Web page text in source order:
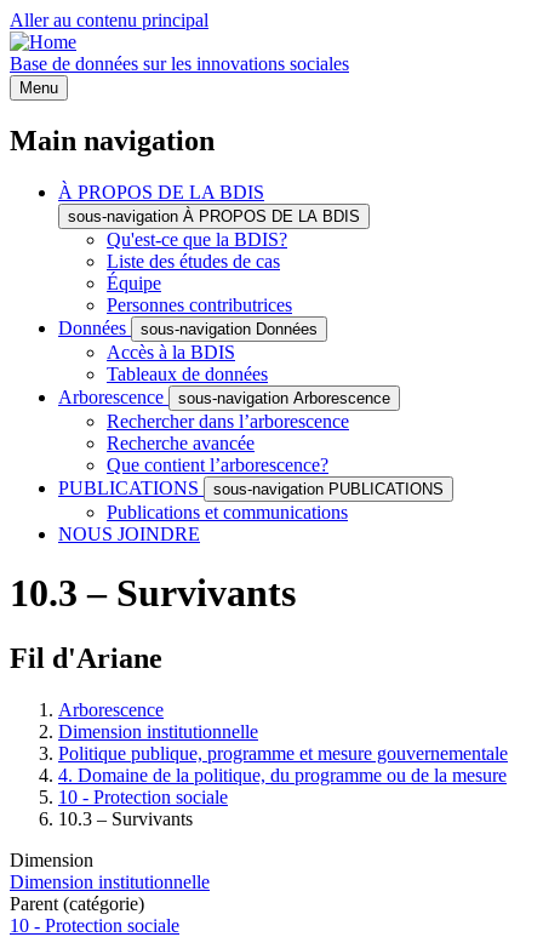
Aller au contenu principal
Base de données sur les innovations sociales
Menu
Main navigation
À PROPOS DE LA BDIS
sous-navigation À PROPOS DE LA BDIS
Qu'est-ce que la BDIS?
Liste des études de cas
Équipe
Personnes contributrices
Données
sous-navigation Données
Accès à la BDIS
Tableaux de données
Arborescence
sous-navigation Arborescence
Rechercher dans l’arborescence
Recherche avancée
Que contient l’arborescence?
PUBLICATIONS
sous-navigation PUBLICATIONS
Publications et communications
NOUS JOINDRE
10.3 – Survivants
Fil d'Ariane
Arborescence
Dimension institutionnelle
Politique publique, programme et mesure gouvernementale
4. Domaine de la politique, du programme ou de la mesure
10 - Protection sociale
10.3 – Survivants
Dimension
Dimension institutionnelle
Parent (catégorie)
10 - Protection sociale